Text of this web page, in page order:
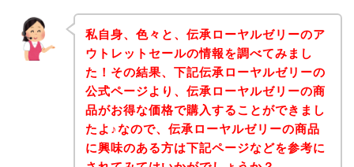
私自身、色々と、伝承ローヤルゼリーのア
ウトレットセールの情報を調べてみまし
た！その結果、下記伝承ローヤルゼリーの
公式ページより、伝承ローヤルゼリーの商
品がお得な価格で購入することができまし
たよ♪なので、伝承ローヤルゼリーの商品
に興味のある方は下記ページなどを参考に